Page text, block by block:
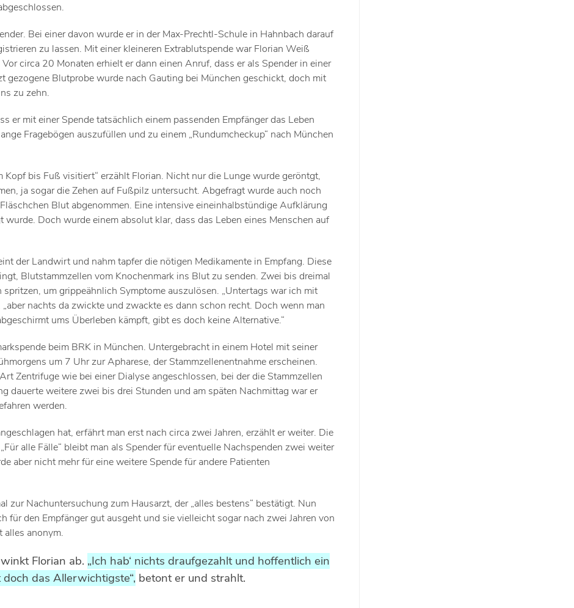
Bei einer davon wurde er in der Max-Prechtl-Schule in Hahnbach darauf
zu lassen. Mit einer kleineren Extrablutspende war Florian Weiß
circa 20 Monaten erhielt er dann einen Anruf, dass er als Spender in einer
gezogene Blutprobe wurde nach Gauting bei München geschickt, doch mit
zu zehn.
er mit einer Spende tatsächlich einem passenden Empfänger das Leben
Fragebögen auszufüllen und zu einem „Rundumcheckup“ nach München
bis Fuß visitiert“ erzählt Florian. Nicht nur die Lunge wurde geröntgt,
ja sogar die Zehen auf Fußpilz untersucht. Abgefragt wurde auch noch
Blut abgenommen. Eine intensive eineinhalbstündige Aufklärung
Doch wurde einem absolut klar, dass das Leben eines Menschen auf
der Landwirt und nahm tapfer die nötigen Medikamente in Empfang. Diese
Blutstammzellen vom Knochenmark ins Blut zu senden. Zwei bis dreimal
um grippeähnlich Symptome auszulösen. „Untertags war ich mit
nachts da zwickte und zwackte es dann schon recht. Doch wenn man
ums Überleben kämpft, gibt es doch keine Alternative.“
beim BRK in München. Untergebracht in einem Hotel mit seiner
um 7 Uhr zur Apharese, der Stammzellenentnahme erscheinen.
Zentrifuge wie bei einer Dialyse angeschlossen, bei der die Stammzellen
dauerte weitere zwei bis drei Stunden und am späten Nachmittag war er
werden.
hat, erfährt man erst nach circa zwei Jahren, erzählt er weiter. Die
alle Fälle“ bleibt man als Spender für eventuelle Nachspenden zwei weiter
aber nicht mehr für eine weitere Spende für andere Patienten
zur Nachuntersuchung zum Hausarzt, der „alles bestens“ bestätigt. Nun
für den Empfänger gut ausgeht und sie vielleicht sogar nach zwei Jahren von
alles anonym.
Florian ab. „Ich hab‘ nichts draufgezahlt und hoffentlich ein
das Allerwichtigste“, betont er und strahlt.